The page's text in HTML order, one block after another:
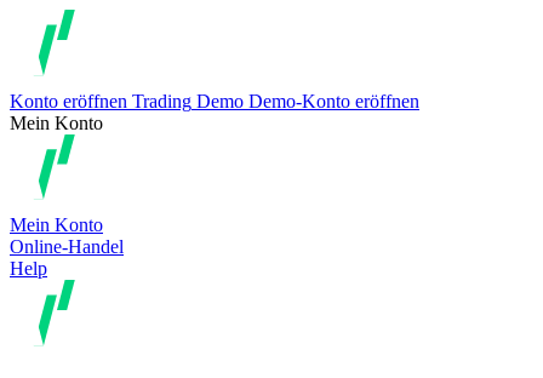
Konto eröffnen Trading Demo Demo-Konto eröffnen
Mein Konto
Mein Konto
Online-Handel
Help